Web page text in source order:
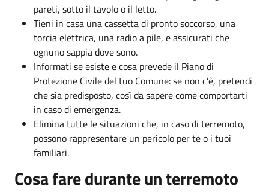
pareti, sotto il tavolo o il letto.
Tieni in casa una cassetta di pronto soccorso, una
torcia elettrica, una radio a pile, e assicurati che
ognuno sappia dove sono.
Informati se esiste e cosa prevede il Piano di
Protezione Civile del tuo Comune: se non c’è, pretendi
che sia predisposto, così da sapere come comportarti
in caso di emergenza.
Elimina tutte le situazioni che, in caso di terremoto,
possono rappresentare un pericolo per te o i tuoi
familiari.
Cosa fare durante un terremoto